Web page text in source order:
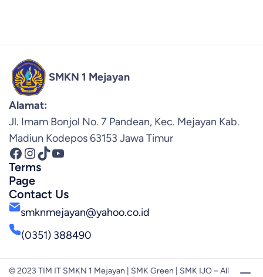
SMKN 1 Mejayan
Alamat:
Jl. Imam Bonjol No. 7 Pandean, Kec. Mejayan Kab.
Madiun Kodepos 63153 Jawa Timur
Facebook InstagramTikTok YouTube
Terms
Page
Contact Us
smknmejayan@yahoo.co.id
(0351) 388490
© 2023 TIM IT SMKN 1 Mejayan | SMK Green | SMK IJO – All